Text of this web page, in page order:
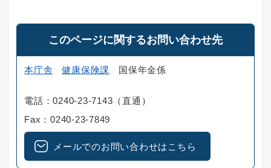
このページに関するお問い合わせ先
本庁舎 健康保険課 国保年金係
電話：0240-23-7143（直通）
Fax：0240-23-7849
メールでのお問い合わせはこちら